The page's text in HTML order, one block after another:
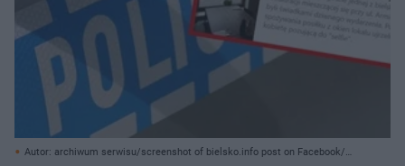
Autor: archiwum serwisu/screenshot of bielsko.info post on Facebook/